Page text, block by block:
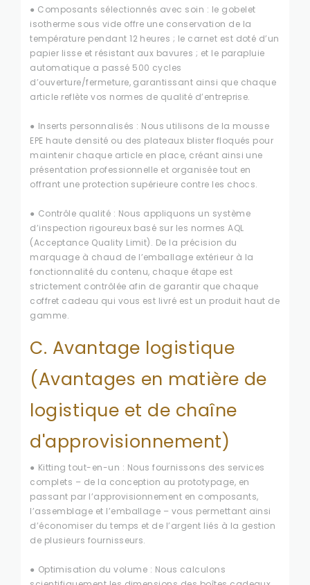
● Composants sélectionnés avec soin : le gobelet
isotherme sous vide offre une conservation de la
température pendant 12 heures ; le carnet est doté d’un
papier lisse et résistant aux bavures ; et le parapluie
automatique a passé 500 cycles
d’ouverture/fermeture, garantissant ainsi que chaque
article reflète vos normes de qualité d’entreprise.
● Inserts personnalisés : Nous utilisons de la mousse
EPE haute densité ou des plateaux blister floqués pour
maintenir chaque article en place, créant ainsi une
présentation professionnelle et organisée tout en
offrant une protection supérieure contre les chocs.
● Contrôle qualité : Nous appliquons un système
d’inspection rigoureux basé sur les normes AQL
(Acceptance Quality Limit). De la précision du
marquage à chaud de l’emballage extérieur à la
fonctionnalité du contenu, chaque étape est
strictement contrôlée afin de garantir que chaque
coffret cadeau qui vous est livré est un produit haut de
gamme.
C. Avantage logistique
(Avantages en matière de
logistique et de chaîne
d'approvisionnement)
● Kitting tout-en-un : Nous fournissons des services
complets – de la conception au prototypage, en
passant par l’approvisionnement en composants,
l’assemblage et l’emballage – vous permettant ainsi
d’économiser du temps et de l’argent liés à la gestion
de plusieurs fournisseurs.
● Optimisation du volume : Nous calculons